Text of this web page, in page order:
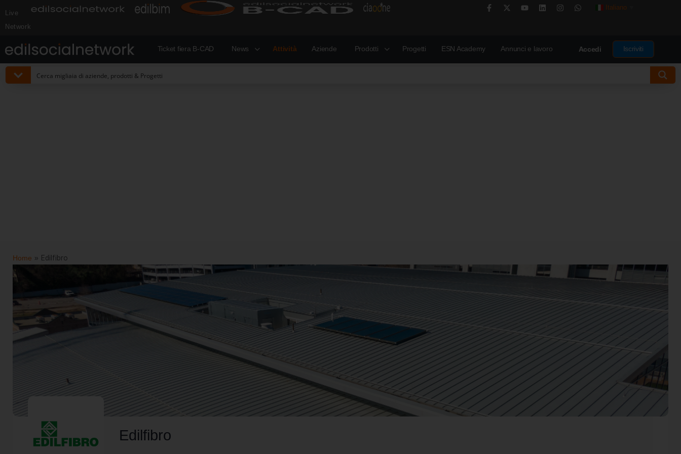
Live
Network
Italiano
Ticket fiera B-CAD News Attività Aziende Prodotti Progetti ESN Academy Annunci e lavoro Accedi Iscriviti
Home » Edilfibro
Edilfibro